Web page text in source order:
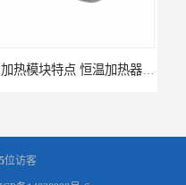
新乡加热模块特点 恒温加热器 杜甫仪器
位访客